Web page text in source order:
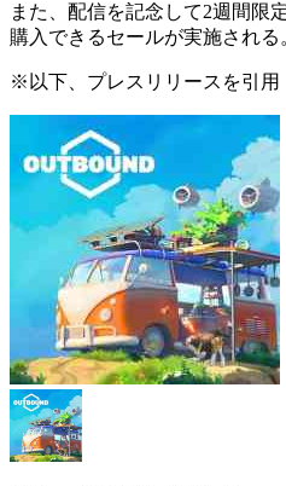
また、配信を記念して2週間限
購入できるセールが実施される
※以下、プレスリリースを引用